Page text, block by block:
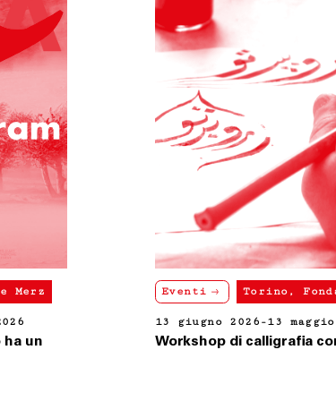
Torino, Fondazione Merz
13 giugno 2026-13 maggio 2026
Workshop di calligrafia con Amjed Rifaie